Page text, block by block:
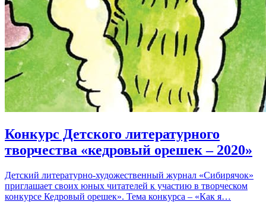
Конкурс Детского литературного
творчества «кедровый орешек – 2020»
Детский литературно-художественный журнал «Сибирячок»
приглашает своих юных читателей к участию в творческом
конкурсе Кедровый орешек». Тема конкурса – «Как я…